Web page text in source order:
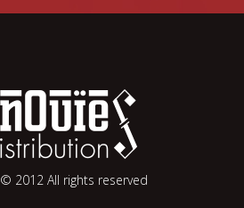
2012 All rights reserved